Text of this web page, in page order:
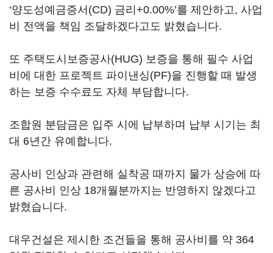
‘양도성예금증서(CD) 금리+0.00%’를 제안하고, 사업
비 전액을 책임 조달하겠다고도 밝혔습니다.
또 주택도시보증공사(HUG) 보증을 통해 필수 사업
비에 대한 프로젝트 파이낸싱(PF)을 진행할 때 발생
하는 보증 수수료도 자체 부담합니다.
조합원 분담금은 입주 시에 납부하며 납부 시기는 최
대 6년간 유예합니다.
공사비 인상과 관련해 실착공 때까지 물가 상승에 따
른 공사비 인상 18개월분까지는 반영하지 않겠다고
밝혔습니다.
대우건설은 제시한 조건들을 통해 공사비를 약 364